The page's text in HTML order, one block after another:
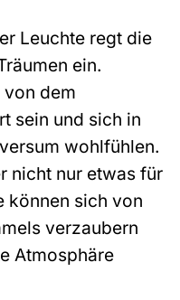
Leuchte regt die
ein.
dem
sein und sich in
wohlfühlen.
nicht nur etwas für
können sich von
verzaubern
Atmosphäre